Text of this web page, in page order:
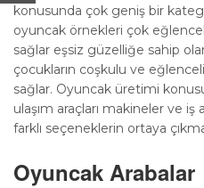
konusunda çok geniş bir
oyuncak örnekleri çok
sağlar eşsiz güzelliğe sahip
çocukların coşkulu ve
sağlar. Oyuncak üretimi
ulaşım araçları makineler ve
farklı seçeneklerin ortaya
Oyuncak Arabalar